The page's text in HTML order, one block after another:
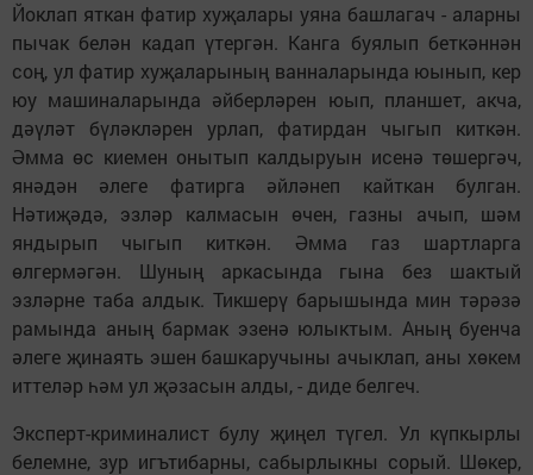
Йоклап яткан фатир хуҗалары уяна башлагач - аларны
пычак белән кадап үтергән. Канга буялып беткәннән
соң, ул фатир хуҗаларының ванналарында юынып, кер
юу машиналарында әйберләрен юып, планшет, акча,
дәүләт бүләкләрен урлап, фатирдан чыгып киткән.
Әмма өс киемен онытып калдыруын исенә төшергәч,
янәдән әлеге фатирга әйләнеп кайткан булган.
Нәтиҗәдә, эзләр калмасын өчен, газны ачып, шәм
яндырып чыгып киткән. Әмма газ шартларга
өлгермәгән. Шуның аркасында гына без шактый
эзләрне таба алдык. Тикшерү барышында мин тәрәзә
рамында аның бармак эзенә юлыктым. Аның буенча
әлеге җинаять эшен башкаручыны ачыклап, аны хөкем
иттеләр һәм ул җәзасын алды, - диде белгеч.
Эксперт-криминалист булу җиңел түгел. Ул күпкырлы
белемне, зур игътибарны, сабырлыкны сорый. Шөкер,